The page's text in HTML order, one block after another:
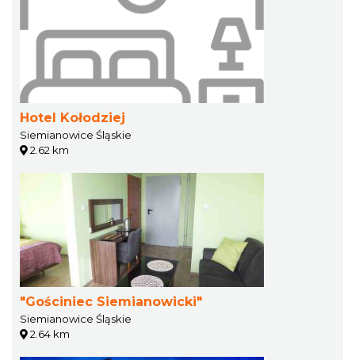
Hotel Kołodziej
Siemianowice Śląskie
2.62 km
"Gościniec Siemianowicki"
Siemianowice Śląskie
2.64 km